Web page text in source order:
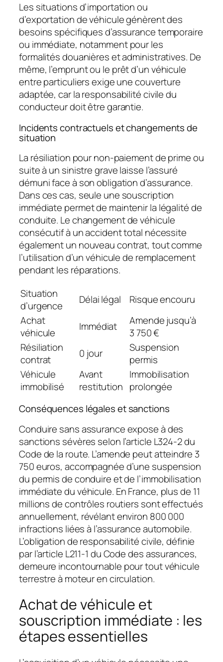
Les situations d’importation ou
d’exportation de véhicule génèrent des
besoins spécifiques d’assurance temporaire
ou immédiate, notamment pour les
formalités douanières et administratives. De
même, l’emprunt ou le prêt d’un véhicule
entre particuliers exige une couverture
adaptée, car la responsabilité civile du
conducteur doit être garantie.
Incidents contractuels et changements de
situation
La résiliation pour non-paiement de prime ou
suite à un sinistre grave laisse l’assuré
démuni face à son obligation d’assurance.
Dans ces cas, seule une souscription
immédiate permet de maintenir la légalité de
conduite. Le changement de véhicule
consécutif à un accident total nécessite
également un nouveau contrat, tout comme
l’utilisation d’un véhicule de remplacement
pendant les réparations.
Situation
d’urgence
Délai légal
Risque encouru
Achat
véhicule
Immédiat
Amende jusqu’à
3 750 €
Résiliation
contrat
0 jour
Suspension
permis
Véhicule
immobilisé
Avant
restitution
Immobilisation
prolongée
Conséquences légales et sanctions
Conduire sans assurance expose à des
sanctions sévères selon l’article L324-2 du
Code de la route. L’amende peut atteindre 3
750 euros, accompagnée d’une suspension
du permis de conduire et de l’immobilisation
immédiate du véhicule. En France, plus de 11
millions de contrôles routiers sont effectués
annuellement, révélant environ 800 000
infractions liées à l’assurance automobile.
L’obligation de responsabilité civile, définie
par l’article L211-1 du Code des assurances,
demeure incontournable pour tout véhicule
terrestre à moteur en circulation.
Achat de véhicule et
souscription immédiate : les
étapes essentielles